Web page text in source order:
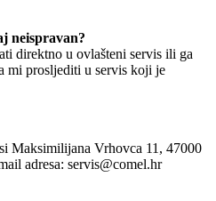
neispravan?
direktno u ovlašteni servis ili ga
mi prosljediti u servis koji je
Maksimilijana Vrhovca 11, 47000
adresa: servis@comel.hr